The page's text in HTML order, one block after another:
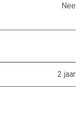
Nee
2 jaar